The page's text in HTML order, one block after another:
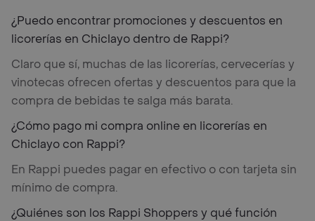
¿Puedo encontrar promociones y descuentos en
licorerías en Chiclayo dentro de Rappi?
Claro que sí, muchas de las licorerías, cervecerías y
vinotecas ofrecen ofertas y descuentos para que la
compra de bebidas te salga más barata.
¿Cómo pago mi compra online en licorerías en
Chiclayo con Rappi?
En Rappi puedes pagar en efectivo o con tarjeta sin
mínimo de compra.
¿Quiénes son los Rappi Shoppers y qué función